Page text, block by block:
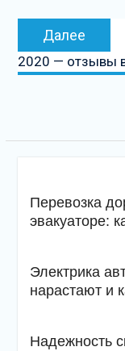
Далее
2020 — отзывы
Перевозка
эвакуаторе:
Электрика
нарастают и
Надежность